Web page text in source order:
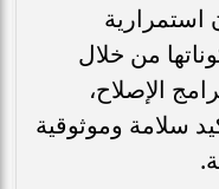
من خلال
الإصلاح،
سلامة وموثوقية